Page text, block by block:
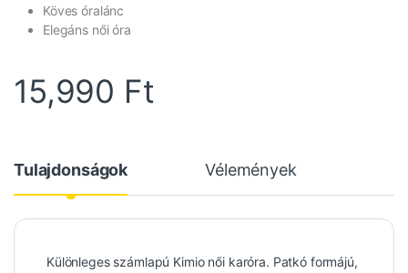
Köves óralánc
Elegáns női óra
15,990 Ft
Tulajdonságok Vélemények
Különleges számlapú Kimio női karóra. Patkó formájú,